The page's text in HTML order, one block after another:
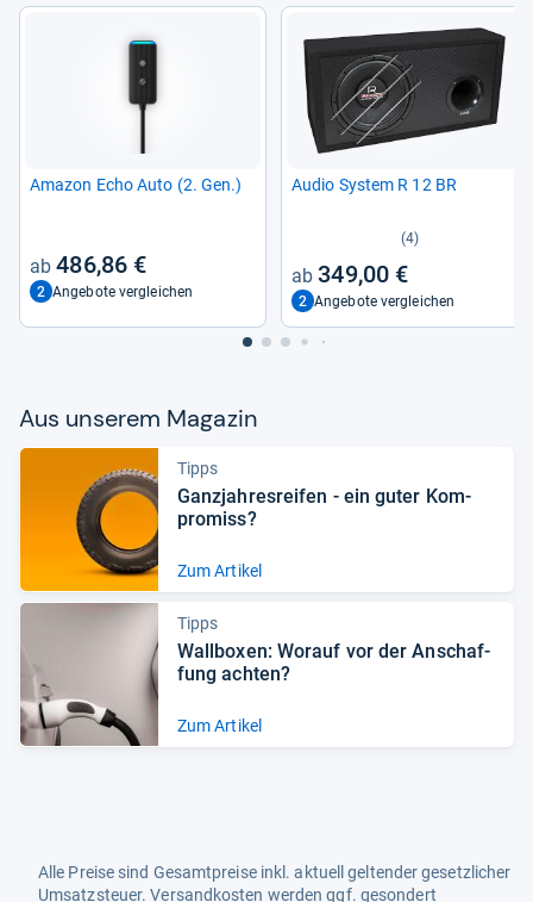
Ama­zon Echo Auto (2. Gen.)
486,86 €
2 Angebote vergleichen
Audio Sys­tem R 12 BR
(4)
349,00 €
2 Angebote vergleichen
Aus unse­rem Maga­zin
Tipps
Ganz­jah­res­rei­fen -​ ein guter Kom­
pro­miss?
Zum Artikel
Tipps
Wall­bo­xen: Wor­auf vor der Anschaf­
fung ach­ten?
Zum Artikel
Alle Preise sind Gesamtpreise inkl. aktuell geltender gesetzlicher
Umsatzsteuer. Versandkosten werden ggf. gesondert